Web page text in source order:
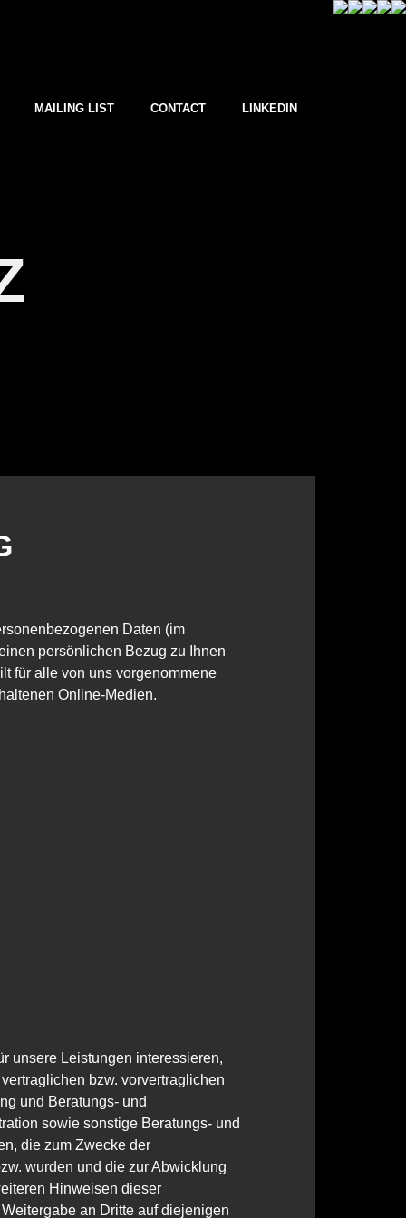
MAILING LIST CONTACT LINKEDIN
Daten (im
persönlichen Bezug zu Ihnen
für alle von uns vorgenommene
Online-Medien.
unsere Leistungen interessieren,
bzw. vorvertraglichen
und Beratungs- und
sowie sonstige Beratungs- und
die zum Zwecke der
wurden und die zur Abwicklung
Hinweisen dieser
an Dritte auf diejenigen